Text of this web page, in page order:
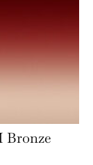
Bronze